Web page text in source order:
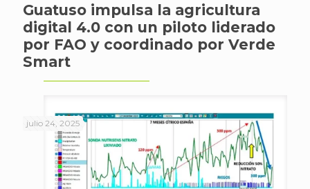
Guatuso impulsa la agricultura
digital 4.0 con un piloto liderado
por FAO y coordinado por Verde
Smart
julio 24, 2025